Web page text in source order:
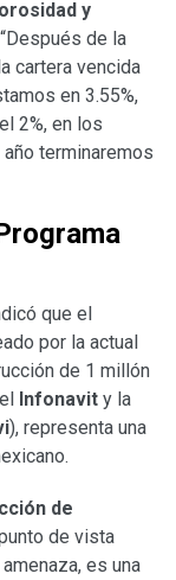
y
de la
cartera vencida
en 3.55%,
2%, en los
terminaremos
que el
por la actual
de 1 millón
Infonavit y la
), representa una
de
de vista
es una